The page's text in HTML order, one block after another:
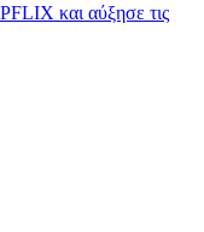
και αύξησε τις